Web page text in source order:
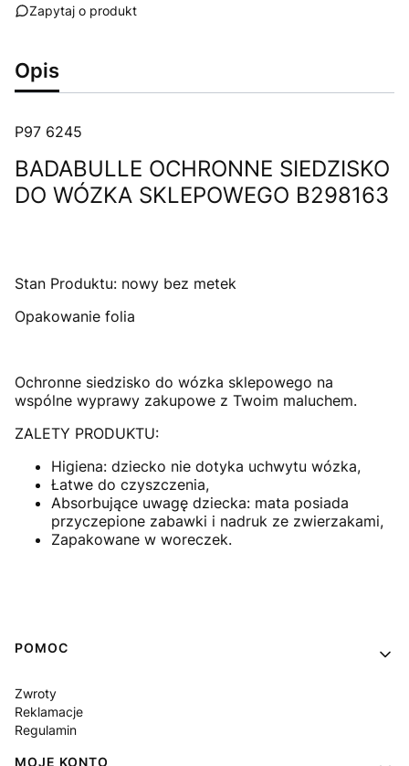
Zapytaj o produkt
Opis
P97 6245
BADABULLE OCHRONNE SIEDZISKO
DO WÓZKA SKLEPOWEGO B298163
Stan Produktu: nowy bez metek
Opakowanie folia
Ochronne siedzisko do wózka sklepowego na
wspólne wyprawy zakupowe z Twoim maluchem.
ZALETY PRODUKTU:
Higiena: dziecko nie dotyka uchwytu wózka,
Łatwe do czyszczenia,
Absorbujące uwagę dziecka: mata posiada
przyczepione zabawki i nadruk ze zwierzakami,
Zapakowane w woreczek.
Linki w stopce
POMOC
Zwroty
Reklamacje
Regulamin
MOJE KONTO